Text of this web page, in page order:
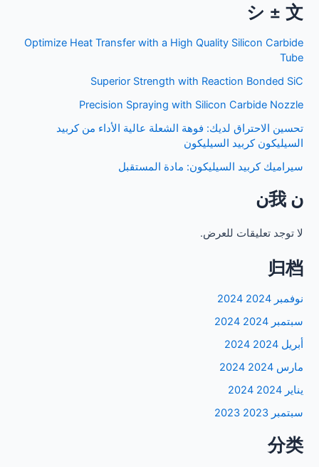
كربيد
シ ± 文
Optimize Heat Transfer with a High Quality Silicon Carbide
Tube
Superior Strength with Reaction Bonded SiC
Precision Spraying with Silicon Carbide Nozzle
تحسين الاحتراق لديك: فوهة الشعلة عالية الأداء من كربيد
السيليكون كربيد السيليكون
سيراميك كربيد السيليكون: مادة المستقبل
𞸍 我𞸍
لا توجد تعليقات للعرض.
归档
نوفمبر 2024 2024
سبتمبر 2024 2024
أبريل 2024 2024
مارس 2024 2024
يناير 2024 2024
سبتمبر 2023 2023
分类